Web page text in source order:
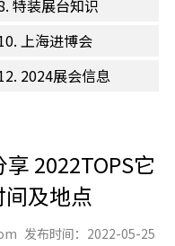
特装展台知识
上海进博会
2024展会信息
2022TOPS它
及地点
发布时间：2022-05-25